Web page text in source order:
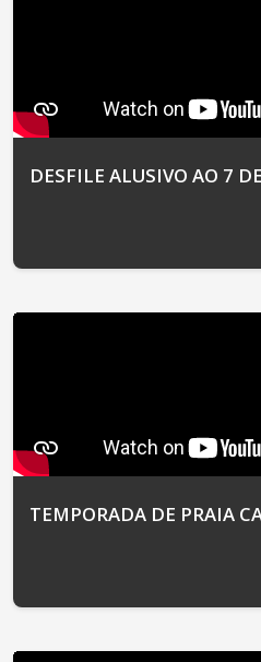
DESFILE ALUSIVO AO 7
TEMPORADA DE PRAIA